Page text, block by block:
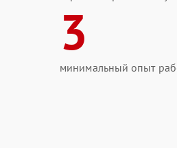
3
минимальный опыт